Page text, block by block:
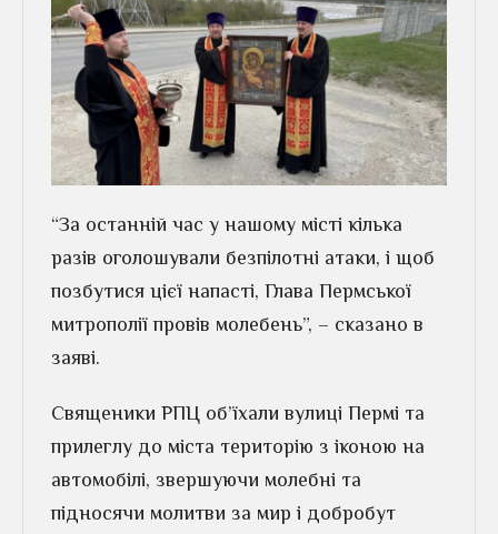
“За останній час у нашому місті кілька
разів оголошували безпілотні атаки, і щоб
позбутися цієї напасті, Глава Пермської
митрополії провів молебень”, – сказано в
заяві.
Священики РПЦ об’їхали вулиці Пермі та
прилеглу до міста територію з іконою на
автомобілі, звершуючи молебні та
підносячи молитви за мир і добробут